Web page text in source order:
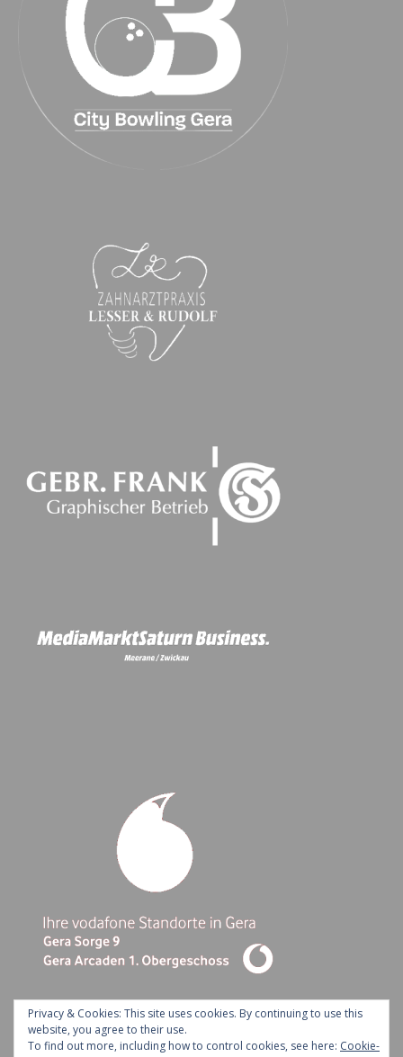
Privacy & Cookies: This site uses cookies. By continuing to use this
website, you agree to their use.
To find out more, including how to control cookies, see here: Cookie-